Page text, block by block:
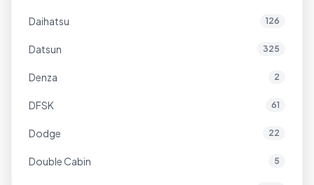
Daihatsu 126
Datsun 325
Denza 2
DFSK 61
Dodge 22
Double Cabin 5